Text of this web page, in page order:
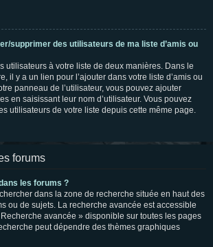
supprimer des utilisateurs de ma liste d’amis ou
utilisateurs à votre liste de deux manières. Dans le
il y a un lien pour l’ajouter dans votre liste d’amis ou
panneau de l’utilisateur, vous pouvez ajouter
en saisissant leur nom d’utilisateur. Vous pouvez
utilisateurs de votre liste depuis cette même page.
forums
les forums ?
dans la zone de recherche située en haut des
ou de sujets. La recherche avancée est accessible
avancée » disponible sur toutes les pages
peut dépendre des thèmes graphiques